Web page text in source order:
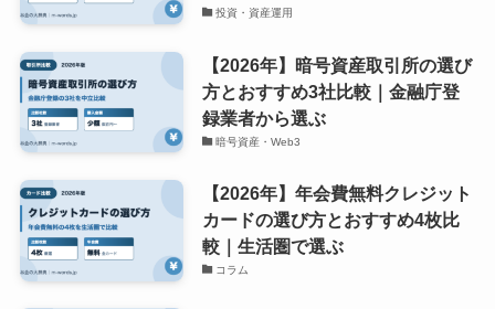
投資・資産運用
【2026年】暗号資産取引所の選び
方とおすすめ3社比較｜金融庁登
録業者から選ぶ
暗号資産・Web3
【2026年】年会費無料クレジット
カードの選び方とおすすめ4枚比
較｜生活圏で選ぶ
コラム